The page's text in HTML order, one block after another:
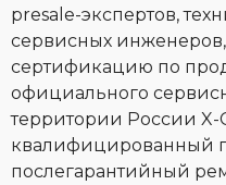
presale-экспертов,
сервисных
сертификацию по
официального
территории России X-
квалифицированный
послегарантийный